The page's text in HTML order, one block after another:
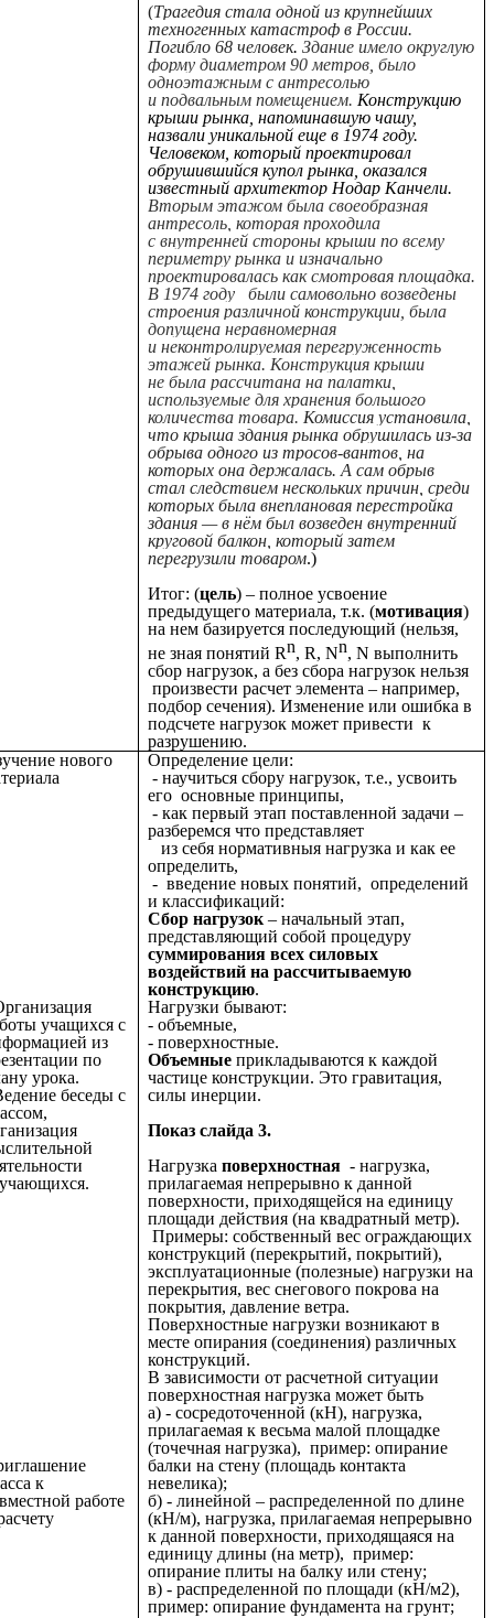
(Трагедия стала одной из крупнейших
техногенных катастроф в России.
Погибло 68 человек. Здание имело округлую
форму диаметром 90 метров, было
одноэтажным с антресолью
и подвальным помещением. Конструкцию
крыши рынка, напоминавшую чашу,
назвали уникальной еще в 1974 году.
Человеком, который проектировал
обрушившийся купол рынка, оказался
известный архитектор Нодар Канчели.
Вторым этажом была своеобразная
антресоль, которая проходила
с внутренней стороны крыши по всему
периметру рынка и изначально
проектировалась как смотровая площадка.
В 1974 году были самовольно возведены
строения различной конструкции, была
допущена неравномерная
и неконтролируемая перегруженность
этажей рынка. Конструкция крыши
не была рассчитана на палатки,
используемые для хранения большого
количества товара. Комиссия установила,
что крыша здания рынка обрушилась из-за
обрыва одного из тросов-вантов, на
которых она держалась. А сам обрыв
стал следствием нескольких причин, среди
которых была внеплановая перестройка
здания — в нём был возведен внутренний
круговой балкон, который затем
перегрузили товаром.)
Итог: (цель) – полное усвоение
предыдущего материала, т.к. (мотивация)
на нем базируется последующий (нельзя,
не зная понятий Rn, R, Nn, N выполнить
сбор нагрузок, а без сбора нагрузок нельзя
произвести расчет элемента – например,
подбор сечения). Изменение или ошибка в
подсчете нагрузок может привести к
разрушению.
нового
учащихся с
из
по
урока.
беседы с
к
работе
Определение цели:
- научиться сбору нагрузок, т.е., усвоить
его основные принципы,
- как первый этап поставленной задачи –
разберемся что представляет
из себя нормативныя нагрузка и как ее
определить,
- введение новых понятий, определений
и классификаций:
Сбор нагрузок– начальный этап,
представляющий собой процедуру
суммирования всех силовых
воздействий на рассчитываемую
конструкцию.
Нагрузки бывают:
- объемные,
- поверхностные.
Объемныеприкладываются к каждой
частице конструкции. Это гравитация,
силы инерции.
Показ слайда 3.
Нагрузка поверхностная - нагрузка,
прилагаемая непрерывно к данной
поверхности, приходящейся на единицу
площади действия (на квадратный метр).
Примеры: собственный вес ограждающих
конструкций (перекрытий, покрытий),
эксплуатационные (полезные) нагрузки на
перекрытия, вес снегового покрова на
покрытия, давление ветра.
Поверхностные нагрузки возникают в
месте опирания (соединения) различных
конструкций.
В зависимости от расчетной ситуации
поверхностная нагрузка может быть
а) - сосредоточенной (кН), нагрузка,
прилагаемая к весьма малой площадке
(точечная нагрузка), пример: опирание
балки на стену (площадь контакта
невелика);
б) - линейной – распределенной по длине
(кН/м), нагрузка, прилагаемая непрерывно
к данной поверхности, приходящаяся на
единицу длины (на метр), пример:
опирание плиты на балку или стену;
в) - распределенной по площади (кН/м2),
пример: опирание фундамента на грунт;